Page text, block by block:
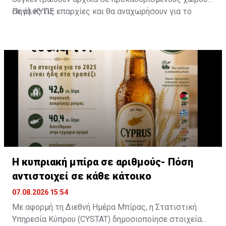
σε όλες τις επαρχίες και θα αναχωρήσουν για το
μεταβούν για κατάθεση στεφάνων στο οδόφραγμα
Δερύνειας και ακολούθως στην εκκλησία Αγίου
Δημητρίου στο Παραλίμνι όπου θα τελεστεί το
μνημόσυνο. Στη συνέχεια οι μοτοσικλετιστές θα
παραστούν στο κοιμητήριο Παραλιμνίου για τρισάγιο.
Πηγή: ΚΥΠΕ
Η κυπριακή μπίρα σε αριθμούς- Πόση
αντιστοιχεί σε κάθε κάτοικο
07.08.2026 15:54
Με αφορμή τη Διεθνή Ημέρα Μπίρας, η Στατιστική
Υπηρεσία Κύπρου (CYSTAT) δημοσιοποίησε στοιχεία